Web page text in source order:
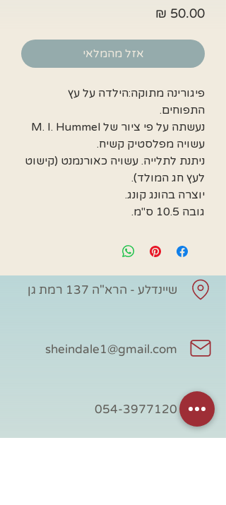
אזל מהמלאי
פיגורינה מתוקה:הילדה על עץ
התפוחים.
נעשתה על פי ציור של M. I. Hummel
עשויה מפלסטיק קשיח.
ניתנת לתלייה. עשויה כאורנמנט (קישוט
לעץ חג המולד).
יוצרה בהונג קונג.
גובה 10.5 ס"מ.
שיינדלע - הרא"ה 137 רמת גן
sheindale1@gmail.com
054-3977120